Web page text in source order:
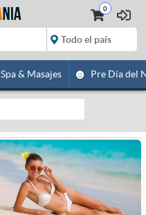
0
Spa & Masajes Pre Día del